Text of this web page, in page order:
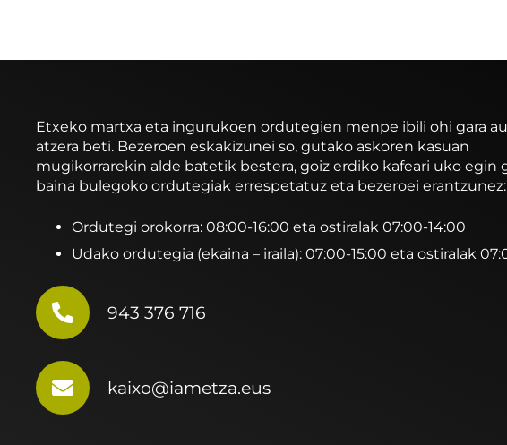
Etxeko martxa eta ingurukoen ordutegien menpe ibili ohi gara
atzera beti. Bezeroen eskakizunei so, gutako askoren kasuan
mugikorrarekin alde batetik bestera, goiz erdiko kafeari uko egin
baina bulegoko ordutegiak errespetatuz eta bezeroei erantzunez:
Ordutegi orokorra: 08:00-16:00 eta ostiralak 07:00-14:00
Udako ordutegia (ekaina – iraila): 07:00-15:00 eta ostiralak
943 376 716
kaixo@iametza.eus